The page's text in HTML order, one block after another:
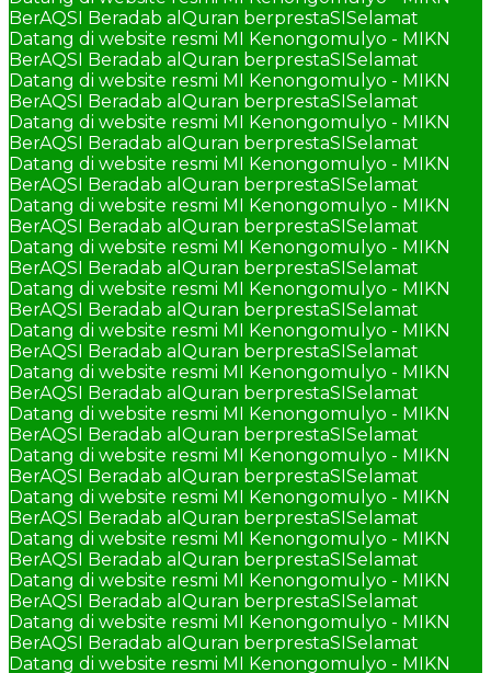
BerAQSI Beradab alQuran berprestaSISelamat
Datang di website resmi MI Kenongomulyo - MIKN
BerAQSI Beradab alQuran berprestaSISelamat
Datang di website resmi MI Kenongomulyo - MIKN
BerAQSI Beradab alQuran berprestaSISelamat
Datang di website resmi MI Kenongomulyo - MIKN
BerAQSI Beradab alQuran berprestaSISelamat
Datang di website resmi MI Kenongomulyo - MIKN
BerAQSI Beradab alQuran berprestaSISelamat
Datang di website resmi MI Kenongomulyo - MIKN
BerAQSI Beradab alQuran berprestaSISelamat
Datang di website resmi MI Kenongomulyo - MIKN
BerAQSI Beradab alQuran berprestaSISelamat
Datang di website resmi MI Kenongomulyo - MIKN
BerAQSI Beradab alQuran berprestaSISelamat
Datang di website resmi MI Kenongomulyo - MIKN
BerAQSI Beradab alQuran berprestaSISelamat
Datang di website resmi MI Kenongomulyo - MIKN
BerAQSI Beradab alQuran berprestaSISelamat
Datang di website resmi MI Kenongomulyo - MIKN
BerAQSI Beradab alQuran berprestaSISelamat
Datang di website resmi MI Kenongomulyo - MIKN
BerAQSI Beradab alQuran berprestaSISelamat
Datang di website resmi MI Kenongomulyo - MIKN
BerAQSI Beradab alQuran berprestaSISelamat
Datang di website resmi MI Kenongomulyo - MIKN
BerAQSI Beradab alQuran berprestaSISelamat
Datang di website resmi MI Kenongomulyo - MIKN
BerAQSI Beradab alQuran berprestaSISelamat
Datang di website resmi MI Kenongomulyo - MIKN
BerAQSI Beradab alQuran berprestaSISelamat
Datang di website resmi MI Kenongomulyo - MIKN